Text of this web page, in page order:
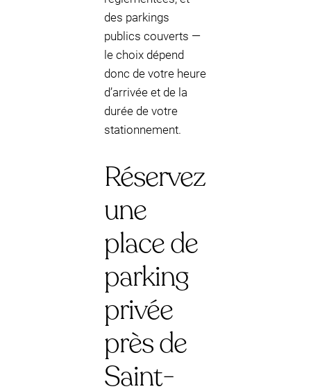
des parkings
publics couverts —
le choix dépend
donc de votre heure
d’arrivée et de la
durée de votre
stationnement.
Réservez
une
place de
parking
privée
près de
Saint-